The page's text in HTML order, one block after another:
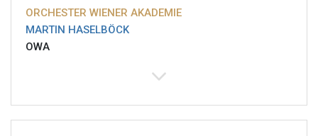
ORCHESTER WIENER AKADEMIE
MARTIN HASELBÖCK
OWA